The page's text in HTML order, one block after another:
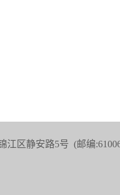
江区静安路5号 (邮编